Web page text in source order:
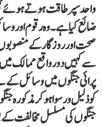
واحد سپرطاقت ہوتے ہوئے
ضائع کیا ہے۔ وہ رقوم اور
صحت اور روزگار کے
سے کہیں دور واقع ممالک
پرائی جنگوں میں وسائل کے
کو ذلیل ورسواہوکر مذکورہ
جنگوں کی مسلسل مخالفت کے